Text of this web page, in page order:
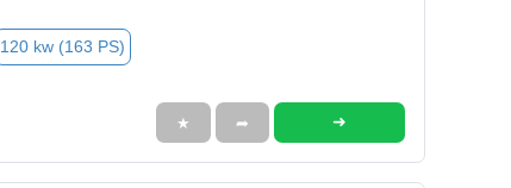
120 kw (163 PS)
★ ➦ ➜